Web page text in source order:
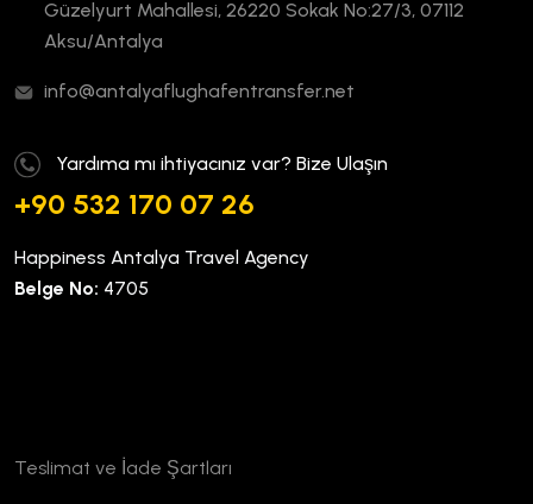
Güzelyurt Mahallesi, 26220 Sokak No:27/3, 07112
Aksu/Antalya
info@antalyaflughafentransfer.net
Yardıma mı ihtiyacınız var? Bize Ulaşın
+90 532 170 07 26
Happiness Antalya Travel Agency
Belge No: 4705
Teslimat ve İade Şartları